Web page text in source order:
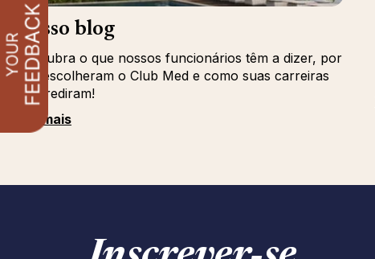
Nosso blog
Descubra o que nossos funcionários têm a dizer, por
que escolheram o Club Med e como suas carreiras
progrediram!
Ver mais